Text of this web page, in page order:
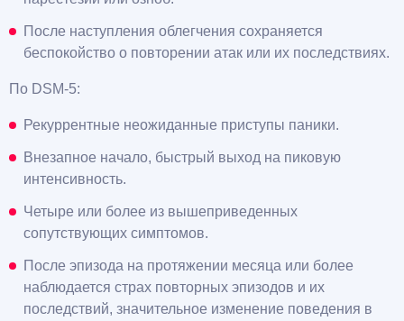
После наступления облегчения сохраняется
беспокойство о повторении атак или их последствиях.
По DSM-5:
Рекуррентные неожиданные приступы паники.
Внезапное начало, быстрый выход на пиковую
интенсивность.
Четыре или более из вышеприведенных
сопутствующих симптомов.
После эпизода на протяжении месяца или более
наблюдается страх повторных эпизодов и их
последствий, значительное изменение поведения в